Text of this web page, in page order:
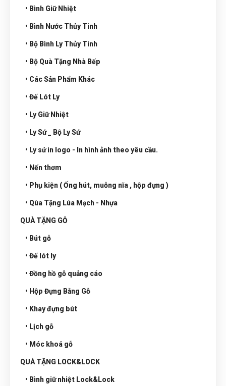
• Bình Giữ Nhiệt
• Bình Nước Thủy Tinh
• Bộ Bình Ly Thủy Tinh
• Bộ Quà Tặng Nhà Bếp
• Các Sản Phẩm Khác
• Đế Lót Ly
• Ly Giữ Nhiệt
• Ly Sứ _ Bộ Ly Sứ
• Ly sứ in logo - In hình ảnh theo yêu cầu.
• Nến thơm
• Phụ kiện ( Ống hút, muỗng nĩa , hộp đựng )
• Qùa Tặng Lúa Mạch - Nhựa
QUÀ TẶNG GỖ
• Bút gỗ
• Đế lót ly
• Đồng hồ gỗ quảng cáo
• Hộp Đựng Bằng Gỗ
• Khay đựng bút
• Lịch gỗ
• Móc khoá gỗ
QUÀ TẶNG LOCK&LOCK
• Bình giữ nhiệt Lock&Lock